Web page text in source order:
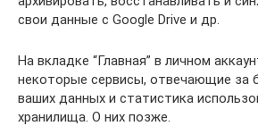
свои данные с Google Drive и др.
На вкладке “Главная” в личном
некоторые сервисы, отвечающие за
ваших данных и статистика
хранилища. О них позже.